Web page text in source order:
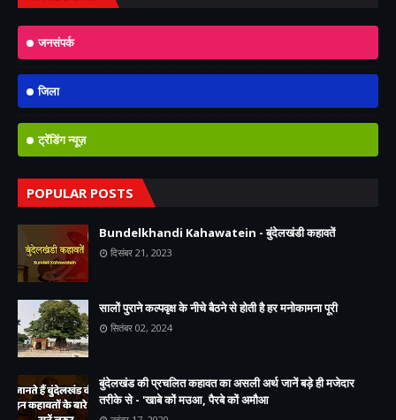
जनसंपर्क
जिला
ट्रेंडिंग न्यूज़
POPULAR POSTS
Bundelkhandi Kahawatein - बुंदेलखंडी कहावतें
दिसंबर 21, 2023
सालों पुराने कल्पवृक्ष के नीचे बैठने से होती है हर मनोकामना पूरी
सितंबर 02, 2024
बुंदेलखंड की प्रचलित कहावत का असली अर्थ जानें बड़े ही मजेदार
तरीके से - 'खाबे कों मउआ, पैरबे कों अमौआ